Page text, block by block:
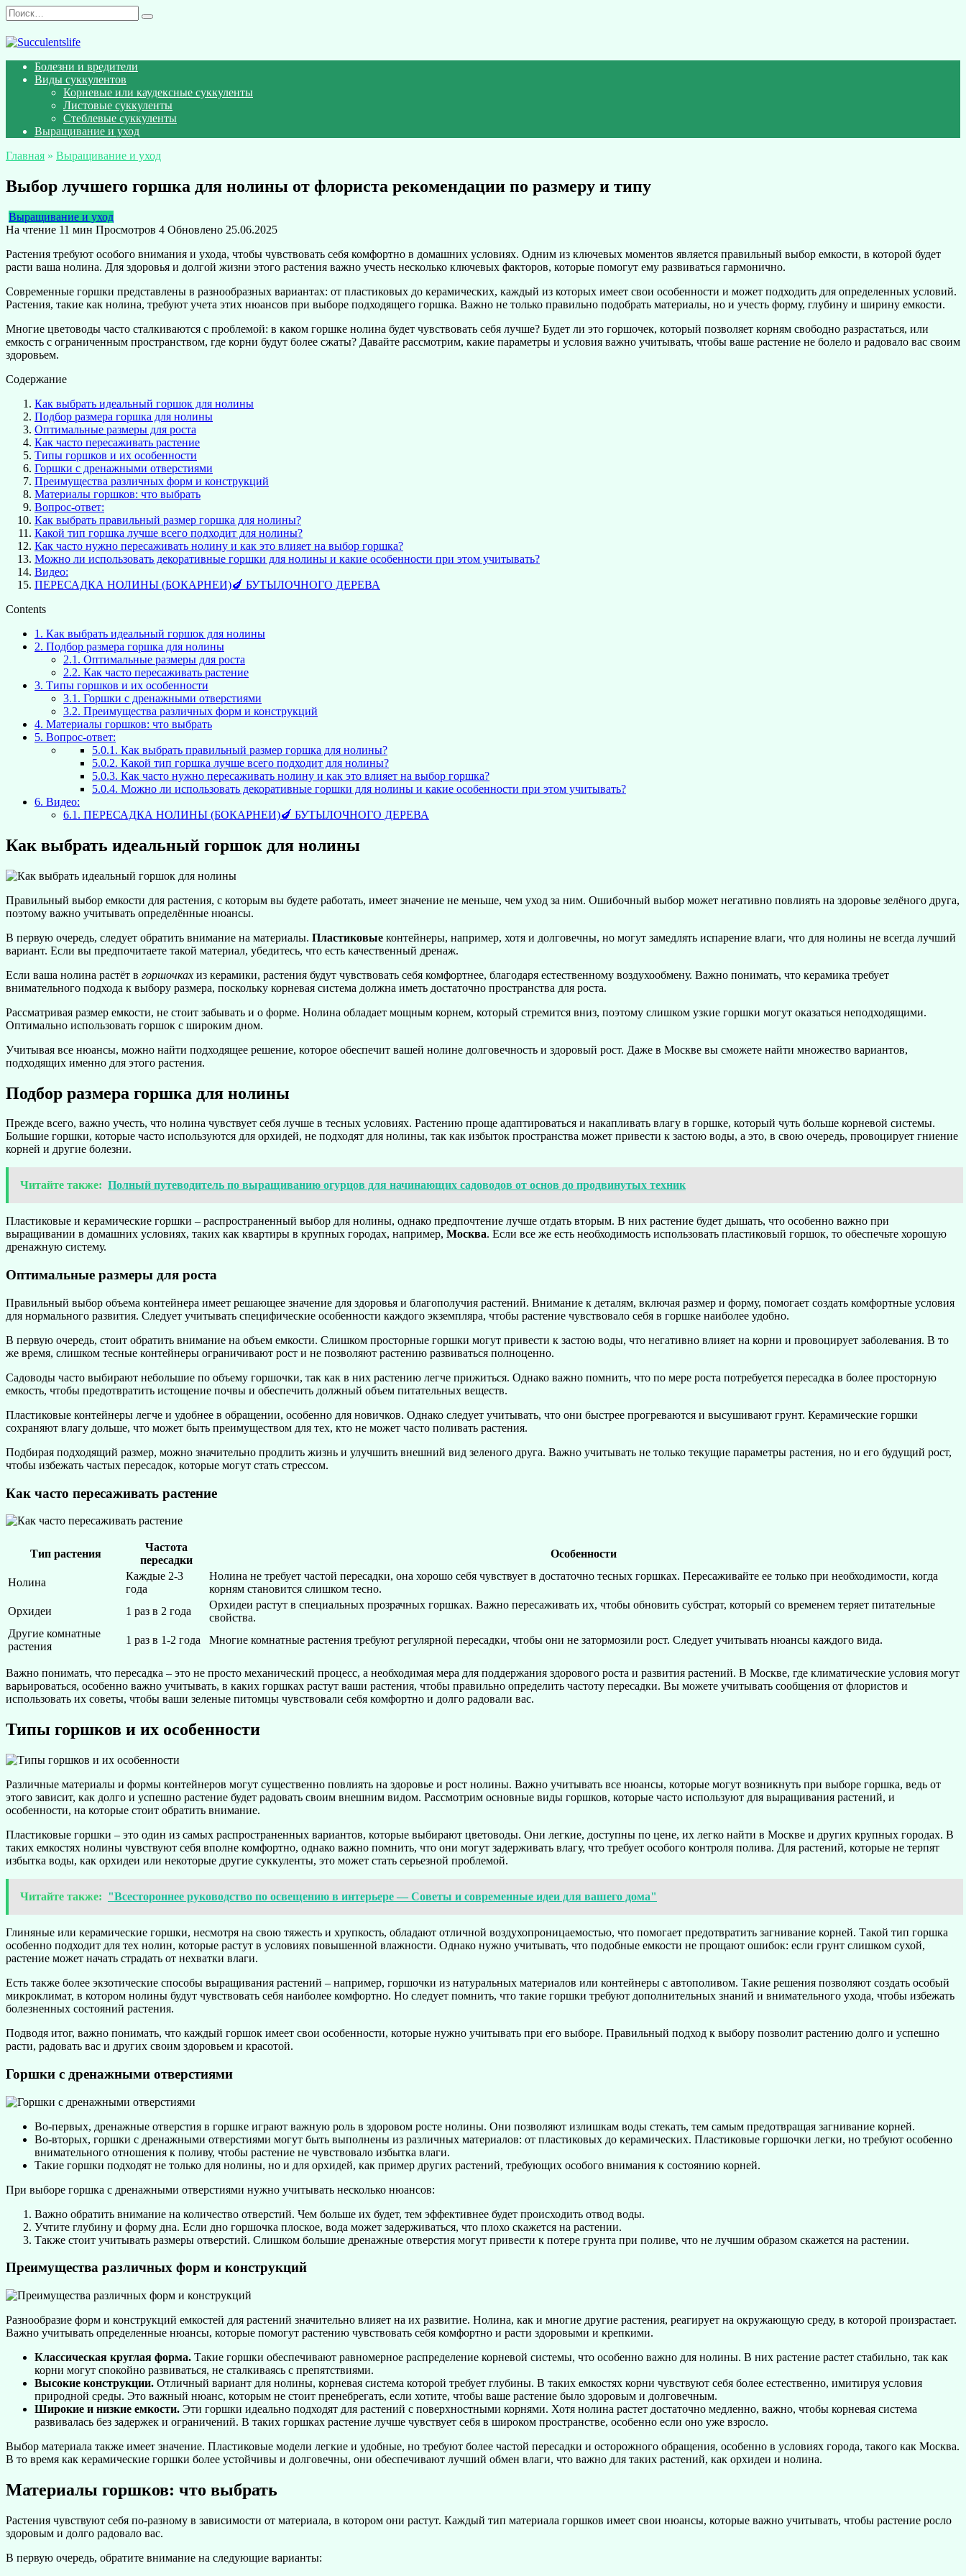
Перейти
к
содержанию
Search
for:
Болезни и вредители
Виды суккулентов
Корневые или каудексные суккуленты
Листовые суккуленты
Стеблевые суккуленты
Выращивание и уход
Главная » Выращивание и уход
Выбор лучшего горшка для нолины от флориста рекомендации по размеру и типу
Выращивание и уход
На чтение 11 мин Просмотров 4 Обновлено 25.06.2025
Растения требуют особого внимания и ухода, чтобы чувствовать себя комфортно в домашних условиях. Одним из ключевых моментов является правильный выбор емкости, в которой будет
расти ваша нолина. Для здоровья и долгой жизни этого растения важно учесть несколько ключевых факторов, которые помогут ему развиваться гармонично.
Современные горшки представлены в разнообразных вариантах: от пластиковых до керамических, каждый из которых имеет свои особенности и может подходить для определенных условий.
Растения, такие как нолина, требуют учета этих нюансов при выборе подходящего горшка. Важно не только правильно подобрать материалы, но и учесть форму, глубину и ширину емкости.
Многие цветоводы часто сталкиваются с проблемой: в каком горшке нолина будет чувствовать себя лучше? Будет ли это горшочек, который позволяет корням свободно разрастаться, или
емкость с ограниченным пространством, где корни будут более сжаты? Давайте рассмотрим, какие параметры и условия важно учитывать, чтобы ваше растение не болело и радовало вас своим
здоровьем.
Содержание
Как выбрать идеальный горшок для нолины
Подбор размера горшка для нолины
Оптимальные размеры для роста
Как часто пересаживать растение
Типы горшков и их особенности
Горшки с дренажными отверстиями
Преимущества различных форм и конструкций
Материалы горшков: что выбрать
Вопрос-ответ:
Как выбрать правильный размер горшка для нолины?
Какой тип горшка лучше всего подходит для нолины?
Как часто нужно пересаживать нолину и как это влияет на выбор горшка?
Можно ли использовать декоративные горшки для нолины и какие особенности при этом учитывать?
Видео:
ПЕРЕСАДКА НОЛИНЫ (БОКАРНЕИ)🍆 БУТЫЛОЧНОГО ДЕРЕВА
Contents
1. Как выбрать идеальный горшок для нолины
2. Подбор размера горшка для нолины
2.1. Оптимальные размеры для роста
2.2. Как часто пересаживать растение
3. Типы горшков и их особенности
3.1. Горшки с дренажными отверстиями
3.2. Преимущества различных форм и конструкций
4. Материалы горшков: что выбрать
5. Вопрос-ответ:
5.0.1. Как выбрать правильный размер горшка для нолины?
5.0.2. Какой тип горшка лучше всего подходит для нолины?
5.0.3. Как часто нужно пересаживать нолину и как это влияет на выбор горшка?
5.0.4. Можно ли использовать декоративные горшки для нолины и какие особенности при этом учитывать?
6. Видео:
6.1. ПЕРЕСАДКА НОЛИНЫ (БОКАРНЕИ)🍆 БУТЫЛОЧНОГО ДЕРЕВА
Как выбрать идеальный горшок для нолины
Правильный выбор емкости для растения, с которым вы будете работать, имеет значение не меньше, чем уход за ним. Ошибочный выбор может негативно повлиять на здоровье зелёного друга,
поэтому важно учитывать определённые нюансы.
В первую очередь, следует обратить внимание на материалы. Пластиковые контейнеры, например, хотя и долговечны, но могут замедлять испарение влаги, что для нолины не всегда лучший
вариант. Если вы предпочитаете такой материал, убедитесь, что есть качественный дренаж.
Если ваша нолина растёт в горшочках из керамики, растения будут чувствовать себя комфортнее, благодаря естественному воздухообмену. Важно понимать, что керамика требует
внимательного подхода к выбору размера, поскольку корневая система должна иметь достаточно пространства для роста.
Рассматривая размер емкости, не стоит забывать и о форме. Нолина обладает мощным корнем, который стремится вниз, поэтому слишком узкие горшки могут оказаться неподходящими.
Оптимально использовать горшок с широким дном.
Учитывая все нюансы, можно найти подходящее решение, которое обеспечит вашей нолине долговечность и здоровый рост. Даже в Москве вы сможете найти множество вариантов,
подходящих именно для этого растения.
Подбор размера горшка для нолины
Прежде всего, важно учесть, что нолина чувствует себя лучше в тесных условиях. Растению проще адаптироваться и накапливать влагу в горшке, который чуть больше корневой системы.
Большие горшки, которые часто используются для орхидей, не подходят для нолины, так как избыток пространства может привести к застою воды, а это, в свою очередь, провоцирует гниение
корней и другие болезни.
Читайте также: Полный путеводитель по выращиванию огурцов для начинающих садоводов от основ до продвинутых техник
Пластиковые и керамические горшки – распространенный выбор для нолины, однако предпочтение лучше отдать вторым. В них растение будет дышать, что особенно важно при
выращивании в домашних условиях, таких как квартиры в крупных городах, например, Москва. Если все же есть необходимость использовать пластиковый горшок, то обеспечьте хорошую
дренажную систему.
Оптимальные размеры для роста
Правильный выбор объема контейнера имеет решающее значение для здоровья и благополучия растений. Внимание к деталям, включая размер и форму, помогает создать комфортные условия
для нормального развития. Следует учитывать специфические особенности каждого экземпляра, чтобы растение чувствовало себя в горшке наиболее удобно.
В первую очередь, стоит обратить внимание на объем емкости. Слишком просторные горшки могут привести к застою воды, что негативно влияет на корни и провоцирует заболевания. В то
же время, слишком тесные контейнеры ограничивают рост и не позволяют растению развиваться полноценно.
Садоводы часто выбирают небольшие по объему горшочки, так как в них растению легче прижиться. Однако важно помнить, что по мере роста потребуется пересадка в более просторную
емкость, чтобы предотвратить истощение почвы и обеспечить должный объем питательных веществ.
Пластиковые контейнеры легче и удобнее в обращении, особенно для новичков. Однако следует учитывать, что они быстрее прогреваются и высушивают грунт. Керамические горшки
сохраняют влагу дольше, что может быть преимуществом для тех, кто не может часто поливать растения.
Подбирая подходящий размер, можно значительно продлить жизнь и улучшить внешний вид зеленого друга. Важно учитывать не только текущие параметры растения, но и его будущий рост,
чтобы избежать частых пересадок, которые могут стать стрессом.
Как часто пересаживать растение
Тип растения
Частота
пересадки
Особенности
Нолина
Каждые 2-3
года
Нолина не требует частой пересадки, она хорошо себя чувствует в достаточно тесных горшках. Пересаживайте ее только при необходимости, когда
корням становится слишком тесно.
Орхидеи
1 раз в 2 года
Орхидеи растут в специальных прозрачных горшках. Важно пересаживать их, чтобы обновить субстрат, который со временем теряет питательные
свойства.
Другие комнатные
растения
1 раз в 1-2 года Многие комнатные растения требуют регулярной пересадки, чтобы они не затормозили рост. Следует учитывать нюансы каждого вида.
Важно понимать, что пересадка – это не просто механический процесс, а необходимая мера для поддержания здорового роста и развития растений. В Москве, где климатические условия могут
варьироваться, особенно важно учитывать, в каких горшках растут ваши растения, чтобы правильно определить частоту пересадки. Вы можете учитывать сообщения от флористов и
использовать их советы, чтобы ваши зеленые питомцы чувствовали себя комфортно и долго радовали вас.
Типы горшков и их особенности
Различные материалы и формы контейнеров могут существенно повлиять на здоровье и рост нолины. Важно учитывать все нюансы, которые могут возникнуть при выборе горшка, ведь от
этого зависит, как долго и успешно растение будет радовать своим внешним видом. Рассмотрим основные виды горшков, которые часто используют для выращивания растений, и
особенности, на которые стоит обратить внимание.
Пластиковые горшки – это один из самых распространенных вариантов, которые выбирают цветоводы. Они легкие, доступны по цене, их легко найти в Москве и других крупных городах. В
таких емкостях нолины чувствуют себя вполне комфортно, однако важно помнить, что они могут задерживать влагу, что требует особого контроля полива. Для растений, которые не терпят
избытка воды, как орхидеи или некоторые другие суккуленты, это может стать серьезной проблемой.
Читайте также: "Всестороннее руководство по освещению в интерьере — Советы и современные идеи для вашего дома"
Глиняные или керамические горшки, несмотря на свою тяжесть и хрупкость, обладают отличной воздухопроницаемостью, что помогает предотвратить загнивание корней. Такой тип горшка
особенно подходит для тех нолин, которые растут в условиях повышенной влажности. Однако нужно учитывать, что подобные емкости не прощают ошибок: если грунт слишком сухой,
растение может начать страдать от нехватки влаги.
Есть также более экзотические способы выращивания растений – например, горшочки из натуральных материалов или контейнеры с автополивом. Такие решения позволяют создать особый
микроклимат, в котором нолины будут чувствовать себя наиболее комфортно. Но следует помнить, что такие горшки требуют дополнительных знаний и внимательного ухода, чтобы избежать
болезненных состояний растения.
Подводя итог, важно понимать, что каждый горшок имеет свои особенности, которые нужно учитывать при его выборе. Правильный подход к выбору позволит растению долго и успешно
расти, радовать вас и других своим здоровьем и красотой.
Горшки с дренажными отверстиями
Во-первых, дренажные отверстия в горшке играют важную роль в здоровом росте нолины. Они позволяют излишкам воды стекать, тем самым предотвращая загнивание корней.
Во-вторых, горшки с дренажными отверстиями могут быть выполнены из различных материалов: от пластиковых до керамических. Пластиковые горшочки легки, но требуют особенно
внимательного отношения к поливу, чтобы растение не чувствовало избытка влаги.
Такие горшки подходят не только для нолины, но и для орхидей, как пример других растений, требующих особого внимания к состоянию корней.
При выборе горшка с дренажными отверстиями нужно учитывать несколько нюансов:
Важно обратить внимание на количество отверстий. Чем больше их будет, тем эффективнее будет происходить отвод воды.
Учтите глубину и форму дна. Если дно горшочка плоское, вода может задерживаться, что плохо скажется на растении.
Также стоит учитывать размеры отверстий. Слишком большие дренажные отверстия могут привести к потере грунта при поливе, что не лучшим образом скажется на растении.
Преимущества различных форм и конструкций
Разнообразие форм и конструкций емкостей для растений значительно влияет на их развитие. Нолина, как и многие другие растения, реагирует на окружающую среду, в которой произрастает.
Важно учитывать определенные нюансы, которые помогут растению чувствовать себя комфортно и расти здоровыми и крепкими.
Классическая круглая форма. Такие горшки обеспечивают равномерное распределение корневой системы, что особенно важно для нолины. В них растение растет стабильно, так как
корни могут спокойно развиваться, не сталкиваясь с препятствиями.
Высокие конструкции. Отличный вариант для нолины, корневая система которой требует глубины. В таких емкостях корни чувствуют себя более естественно, имитируя условия
природной среды. Это важный нюанс, которым не стоит пренебрегать, если хотите, чтобы ваше растение было здоровым и долговечным.
Широкие и низкие емкости. Эти горшки идеально подходят для растений с поверхностными корнями. Хотя нолина растет достаточно медленно, важно, чтобы корневая система
развивалась без задержек и ограничений. В таких горшках растение лучше чувствует себя в широком пространстве, особенно если оно уже взросло.
Выбор материала также имеет значение. Пластиковые модели легкие и удобные, но требуют более частой пересадки и осторожного обращения, особенно в условиях города, такого как Москва.
В то время как керамические горшки более устойчивы и долговечны, они обеспечивают лучший обмен влаги, что важно для таких растений, как орхидеи и нолина.
Материалы горшков: что выбрать
Растения чувствуют себя по-разному в зависимости от материала, в котором они растут. Каждый тип материала горшков имеет свои нюансы, которые важно учитывать, чтобы растение росло
здоровым и долго радовало вас.
В первую очередь, обратите внимание на следующие варианты: